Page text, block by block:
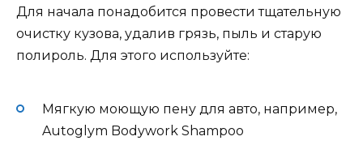
Для начала понадобится провести тщательную
очистку кузова, удалив грязь, пыль и старую
полироль. Для этого используйте:
Мягкую моющую пену для авто, например,
Autoglym Bodywork Shampoo